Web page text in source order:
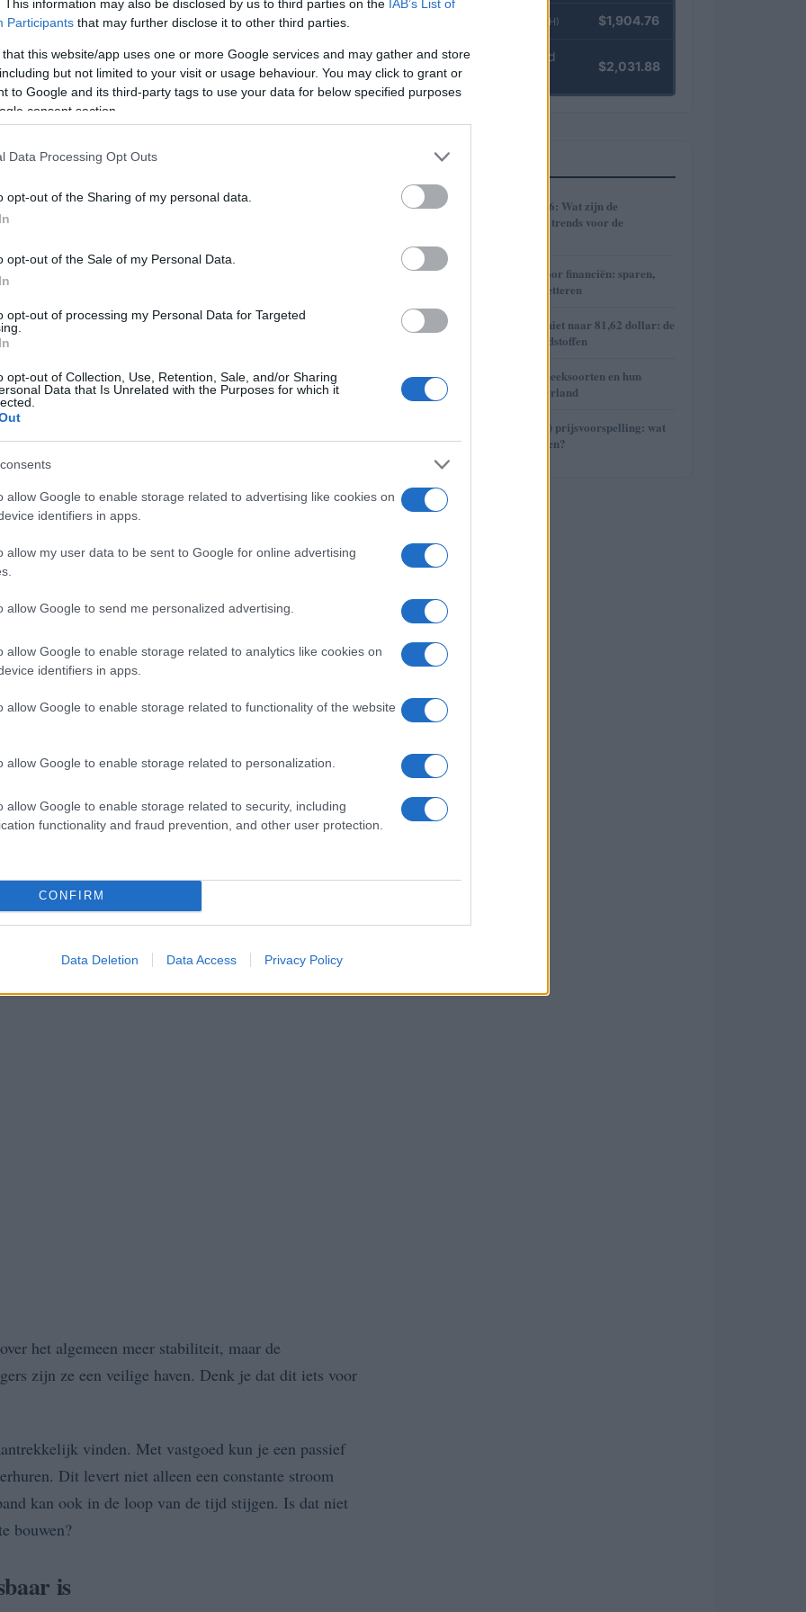
This information may also be disclosed by us to third parties on the IAB’s List of
Participants that may further disclose it to other third parties.
that this website/app uses one or more Google services and may gather and store
but not limited to your visit or usage behaviour. You may click to grant or
to Google and its third-party tags to use your data for below specified purposes
consent section.
Data Processing Opt Outs
opt-out of the Sharing of my personal data.
opt-out of the Sale of my Personal Data.
opt-out of processing my Personal Data for Targeted
opt-out of Collection, Use, Retention, Sale, and/or Sharing
Data that Is Unrelated with the Purposes for which it
allow Google to enable storage related to advertising like cookies on
identifiers in apps.
allow my user data to be sent to Google for online advertising
allow Google to send me personalized advertising.
allow Google to enable storage related to analytics like cookies on
identifiers in apps.
allow Google to enable storage related to functionality of the website
allow Google to enable storage related to personalization.
allow Google to enable storage related to security, including
functionality and fraud prevention, and other user protection.
CONFIRM
Data Deletion Data Access Privacy Policy
elke financiële planning. Het helpt je niet alleen
doelente stellen. Door je inkomsten en
je kunt besparen en hoeveel je kunt sparen.
uitgeeft aan uit eten gaan. Wat als je die kosten
dan gebruiken voor jespaarrekeningof om
kunnen op de lange termijn een aanzienlijk verschil
om te investeren in je toekomst. Investeren kan
obligaties of vastgoed. Het doel van
inkomen genereren. Heb je al nagedacht over
het beste bij jou? Het is cruciaal om een keuze
en financiële doelen.
op de markt. Je investering kan in waarde stijgen,
het algemeen meer stabiliteit, maar de
zijn ze een veilige haven. Denk je dat dit iets voor
vinden. Met vastgoed kun je een passief
Dit levert niet alleen een constante stroom
kan ook in de loop van de tijd stijgen. Is dat niet
bouwen?
is
(ETH) $1,904.76
kpk ETH Yield
(KPK ETH YIELD)
$2,031.88
MEEST GELEZEN
1
Cryptomarkt 2026: Wat zijn de
verwachtingen en trends voor de
2
Praktische gids voor financiën: sparen,
beleggen en budgetteren
3
Brent olieprijs schiet naar 81,62 dollar: de
week van de grondstoffen
4
De diverse hypotheeksoorten en hun
voordelen in Nederland
Avalanche (AVAX) prijsvoorspelling: wat
staat ons te wachten?